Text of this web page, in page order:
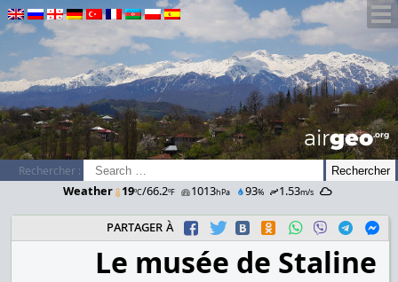
airGEO.oRg
Rechercher :
Weather 19ºC/66.2ºF 1013hPa 93% 1.53m/s
partager à
Le musée de Staline